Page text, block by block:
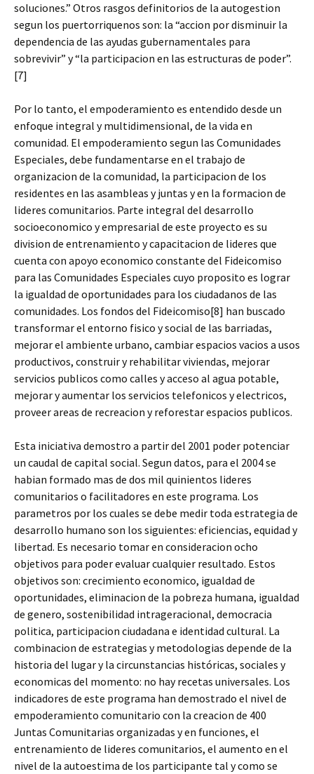
soluciones.” Otros rasgos definitorios de la autogestion
segun los puertorriquenos son: la “accion por disminuir la
dependencia de las ayudas gubernamentales para
sobrevivir” y “la participacion en las estructuras de poder”.
[7]
Por lo tanto, el empoderamiento es entendido desde un
enfoque integral y multidimensional, de la vida en
comunidad. El empoderamiento segun las Comunidades
Especiales, debe fundamentarse en el trabajo de
organizacion de la comunidad, la participacion de los
residentes en las asambleas y juntas y en la formacion de
lideres comunitarios. Parte integral del desarrollo
socioeconomico y empresarial de este proyecto es su
division de entrenamiento y capacitacion de lideres que
cuenta con apoyo economico constante del Fideicomiso
para las Comunidades Especiales cuyo proposito es lograr
la igualdad de oportunidades para los ciudadanos de las
comunidades. Los fondos del Fideicomiso[8] han buscado
transformar el entorno fisico y social de las barriadas,
mejorar el ambiente urbano, cambiar espacios vacios a usos
productivos, construir y rehabilitar viviendas, mejorar
servicios publicos como calles y acceso al agua potable,
mejorar y aumentar los servicios telefonicos y electricos,
proveer areas de recreacion y reforestar espacios publicos.
Esta iniciativa demostro a partir del 2001 poder potenciar
un caudal de capital social. Segun datos, para el 2004 se
habian formado mas de dos mil quinientos lideres
comunitarios o facilitadores en este programa. Los
parametros por los cuales se debe medir toda estrategia de
desarrollo humano son los siguientes: eficiencias, equidad y
libertad. Es necesario tomar en consideracion ocho
objetivos para poder evaluar cualquier resultado. Estos
objetivos son: crecimiento economico, igualdad de
oportunidades, eliminacion de la pobreza humana, igualdad
de genero, sostenibilidad intrageracional, democracia
politica, participacion ciudadana e identidad cultural. La
combinacion de estrategias y metodologias depende de la
historia del lugar y la circunstancias históricas, sociales y
economicas del momento: no hay recetas universales. Los
indicadores de este programa han demostrado el nivel de
empoderamiento comunitario con la creacion de 400
Juntas Comunitarias organizadas y en funciones, el
entrenamiento de lideres comunitarios, el aumento en el
nivel de la autoestima de los participante tal y como se